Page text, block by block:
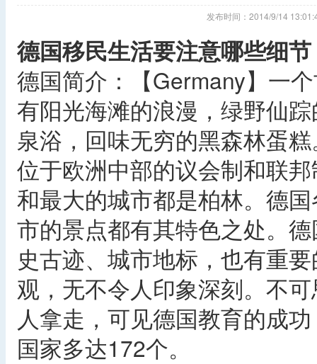
发布时间：2014/9/14
德国移民生活要注意哪些细
德国简介：【Germany】一
有阳光海滩的浪漫，绿野仙
泉浴，回味无穷的黑森林蛋
位于欧洲中部的议会制和联
和最大的城市都是柏林。德
市的景点都有其特色之处。
史古迹、城市地标，也有重
观，无不令人印象深刻。不
人拿走，可见德国教育的成
国家多达172个。